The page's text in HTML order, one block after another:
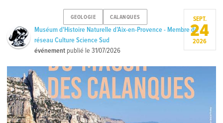
GEOLOGIE CALANQUES
Muséum d'Histoire Naturelle d’Aix-en-Provence - Membre du
réseau Culture Science Sud
événement publié le31/07/2026
SEPT.
24
2026